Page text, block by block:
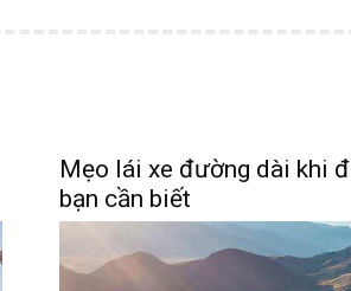
Mẹo lái xe đường dài khi
bạn cần biết